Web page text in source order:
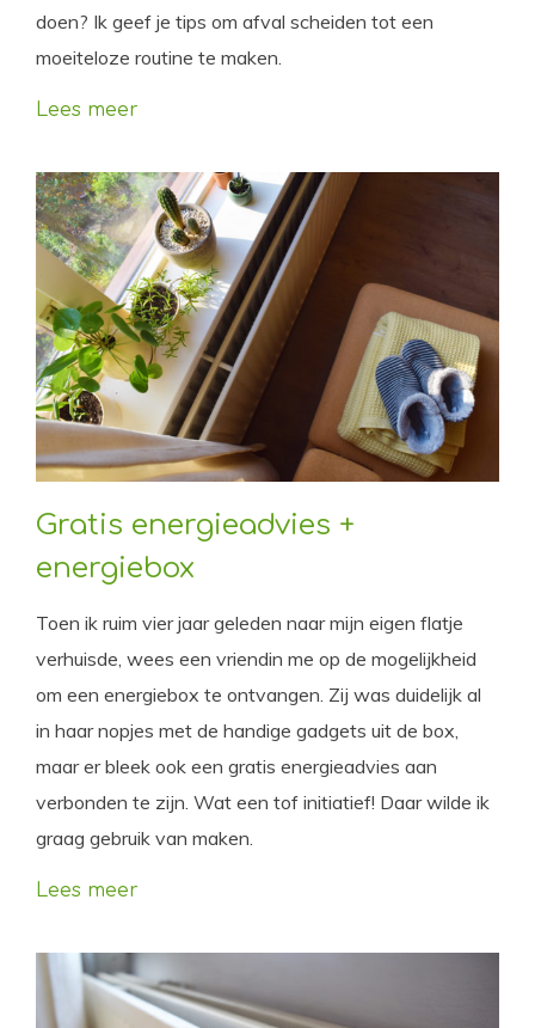
doen? Ik geef je tips om afval scheiden tot een
moeiteloze routine te maken.
Lees meer
Gratis energieadvies +
energiebox
Toen ik ruim vier jaar geleden naar mijn eigen flatje
verhuisde, wees een vriendin me op de mogelijkheid
om een energiebox te ontvangen. Zij was duidelijk al
in haar nopjes met de handige gadgets uit de box,
maar er bleek ook een gratis energieadvies aan
verbonden te zijn. Wat een tof initiatief! Daar wilde ik
graag gebruik van maken.
Lees meer